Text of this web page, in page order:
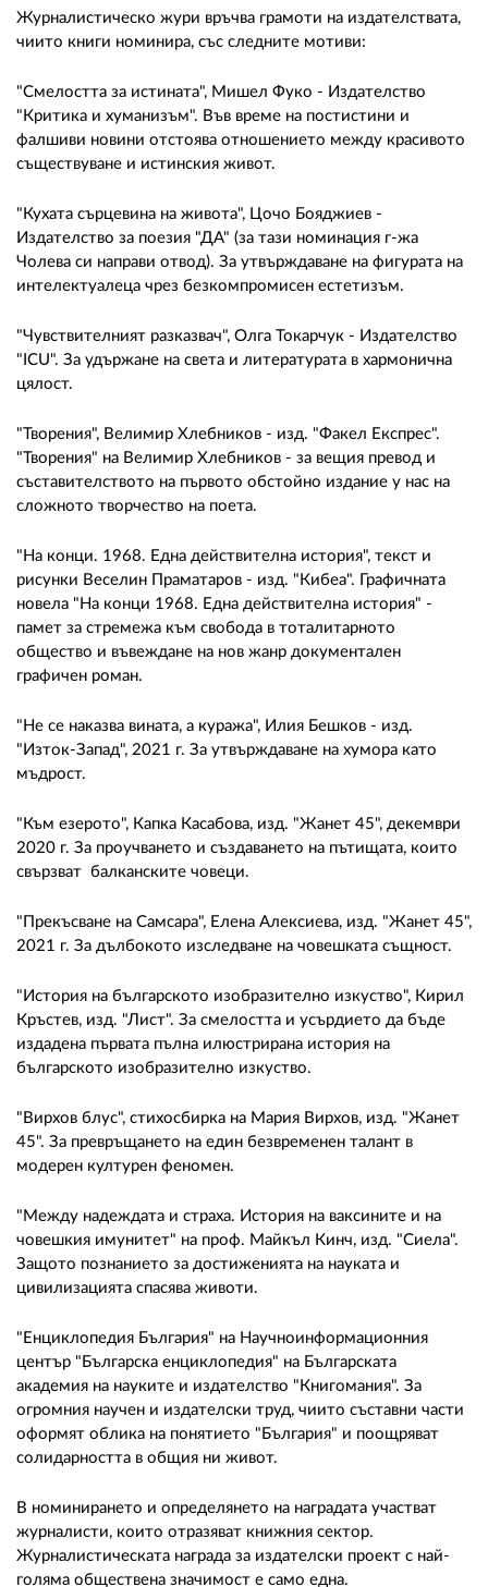
Журналистическо жури връчва грамоти на издателствата,
чиито книги номинира, със следните мотиви:
"Смелостта за истината", Мишел Фуко - Издателство
"Критика и хуманизъм". Във време на постистини и
фалшиви новини отстоява отношението между красивото
съществуване и истинския живот.
"Кухата сърцевина на живота", Цочо Бояджиев -
Издателство за поезия "ДА" (за тази номинация г-жа
Чолева си направи отвод). За утвърждаване на фигурата на
интелектуалеца чрез безкомпромисен естетизъм.
"Чувствителният разказвач", Олга Токарчук - Издателство
"ICU". За удържане на света и литературата в хармонична
цялост.
"Творения", Велимир Хлебников - изд. "Факел Експрес".
"Творения" на Велимир Хлебников - за вещия превод и
съставителството на първото обстойно издание у нас на
сложното творчество на поета.
"На конци. 1968. Една действителна история", текст и
рисунки Веселин Праматаров - изд. "Кибеа". Графичната
новела "На конци 1968. Една действителна история" -
памет за стремежа към свобода в тоталитарното
общество и въвеждане на нов жанр документален
графичен роман.
"Не се наказва вината, а куража", Илия Бешков - изд.
"Изток-Запад", 2021 г. За утвърждаване на хумора като
мъдрост.
"Към езерото", Капка Касабова, изд. "Жанет 45", декември
2020 г. За проучването и създаването на пътищата, които
свързват балканските човеци.
"Прекъсване на Самсара", Елена Алексиева, изд. "Жанет 45",
2021 г. За дълбокото изследване на човешката същност.
"История на българското изобразително изкуство", Кирил
Кръстев, изд. "Лист". За смелостта и усърдието да бъде
издадена първата пълна илюстрирана история на
българското изобразително изкуство.
"Вирхов блус", стихосбирка на Мария Вирхов, изд. "Жанет
45". За превръщането на един безвременен талант в
модерен културен феномен.
"Между надеждата и страха. История на ваксините и на
човешкия имунитет" на проф. Майкъл Кинч, изд. "Сиела".
Защото познанието за достиженията на науката и
цивилизацията спасява животи.
"Енциклопедия България" на Научноинформационния
център "Българска енциклопедия" на Българската
академия на науките и издателство "Книгомания". За
огромния научен и издателски труд, чиито съставни части
оформят облика на понятието "България" и поощряват
солидарността в общия ни живот.
В номинирането и определянето на наградата участват
журналисти, които отразяват книжния сектор.
Журналистическата награда за издателски проект с най-
голяма обществена значимост е само една.